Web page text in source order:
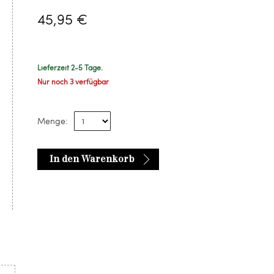
45,95 €
Lieferzeit 2-5 Tage.
Nur noch 3 verfügbar
Menge:
In den Warenkorb